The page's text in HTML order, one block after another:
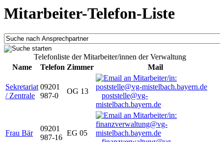
Mitarbeiter-Telefon-Liste
Telefonliste der Mitarbeiter/innen der Verwaltung
Name
Telefon Zimmer Mail
Sekretariat
/ Zentrale
09201
987-0
OG 13
poststelle@vg-
mistelbach.bayern.de
Frau Bär
09201
987-16
EG 05